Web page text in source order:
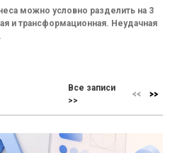
можно условно разделить на 3
и трансформационная. Неудачная
Все записи
>>